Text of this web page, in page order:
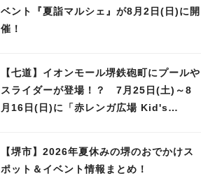
ベント『夏詣マルシェ』が8月2日(日)に開
催！
【七道】イオンモール堺鉄砲町にプールや
スライダーが登場！？ 7月25日(土)～8
月16日(日)に「赤レンガ広場 Kid's
【堺市】2026年夏休みの堺のおでかけス
ポット＆イベント情報まとめ！